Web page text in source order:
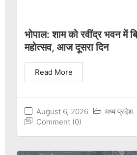
भोपाल: शाम को रवींद्र भवन में
महोत्सव, आज दूसरा दिन
August 6, 2026
मध्य प्रदेश
Comment (0)
Read More